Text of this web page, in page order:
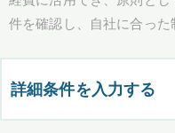
件を確認し、自社に合った
詳細条件を入力する